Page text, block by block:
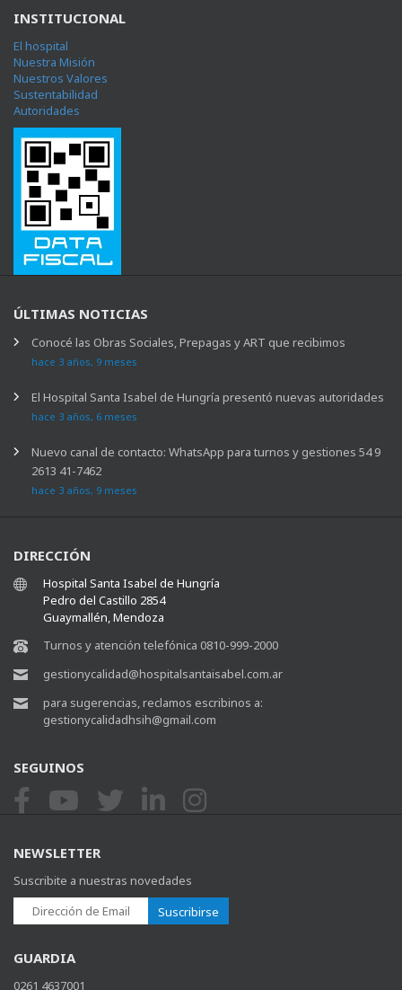
INSTITUCIONAL
El hospital
Nuestra Misión
Nuestros Valores
Sustentabilidad
Autoridades
ÚLTIMAS NOTICIAS
Conocé las Obras Sociales, Prepagas y ART que recibimos
hace 3 años, 9 meses
El Hospital Santa Isabel de Hungría presentó nuevas autoridades
hace 3 años, 6 meses
Nuevo canal de contacto: WhatsApp para turnos y gestiones 54 9
2613 41-7462
hace 3 años, 9 meses
DIRECCIÓN
Hospital Santa Isabel de Hungría
Pedro del Castillo 2854
Guaymallén, Mendoza
Turnos y atención telefónica 0810-999-2000
gestionycalidad@hospitalsantaisabel.com.ar
para sugerencias, reclamos escribinos a:
gestionycalidadhsih@gmail.com
SEGUINOS
NEWSLETTER
Suscribite a nuestras novedades
Suscribirse
GUARDIA
0261 4637001